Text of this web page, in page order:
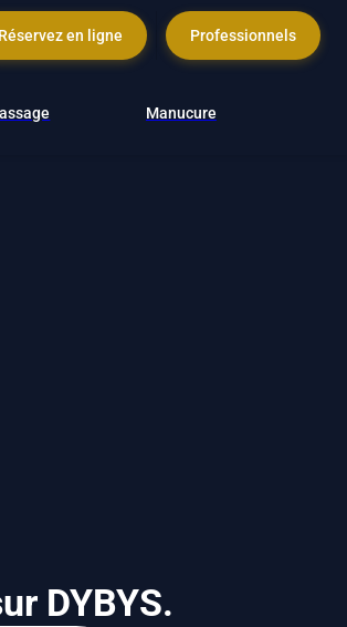
Réservez en ligne Professionnels
Manucure
DYBYS.